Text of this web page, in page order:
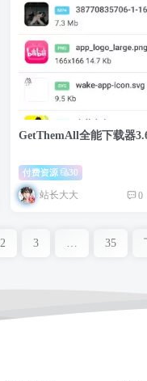
GetThemAll全能下载器
付费资源 30
站长大大 0
2 3 35